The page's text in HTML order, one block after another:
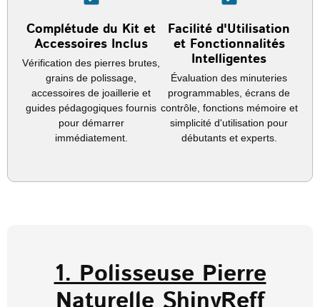
Complétude du Kit et
Accessoires Inclus
Vérification des pierres brutes,
grains de polissage,
accessoires de joaillerie et
guides pédagogiques fournis
pour démarrer
immédiatement.
Facilité d'Utilisation
et Fonctionnalités
Intelligentes
Évaluation des minuteries
programmables, écrans de
contrôle, fonctions mémoire et
simplicité d'utilisation pour
débutants et experts.
1. Polisseuse Pierre